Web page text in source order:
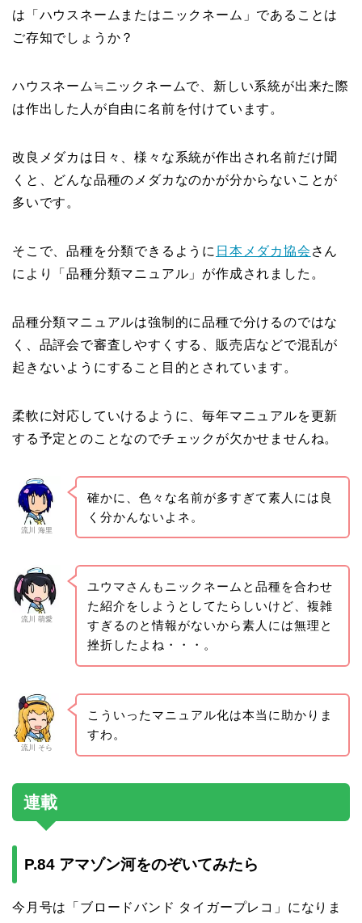
は「ハウスネームまたはニックネーム」であることは
ご存知でしょうか？
ハウスネーム≒ニックネームで、新しい系統が出来た際
は作出した人が自由に名前を付けています。
改良メダカは日々、様々な系統が作出され名前だけ聞
くと、どんな品種のメダカなのかが分からないことが
多いです。
そこで、品種を分類できるように 日本メダカ協会 さん
により「品種分類マニュアル」が作成されました。
品種分類マニュアルは強制的に品種で分けるのではな
く、品評会で審査しやすくする、販売店などで混乱が
起きないようにすること目的とされています。
柔軟に対応していけるように、毎年マニュアルを更新
する予定とのことなのでチェックが欠かせませんね。
流川 海里
確かに、色々な名前が多すぎて素人には良
く分かんないよネ。
流川 萌愛
ユウマさんもニックネームと品種を合わせ
た紹介をしようとしてたらしいけど、複雑
すぎるのと情報がないから素人には無理と
挫折したよね・・・。
流川 そら
こういったマニュアル化は本当に助かりま
すわ。
連載
P.84 アマゾン河をのぞいてみたら
今月号は「ブロードバンド タイガープレコ」になりま